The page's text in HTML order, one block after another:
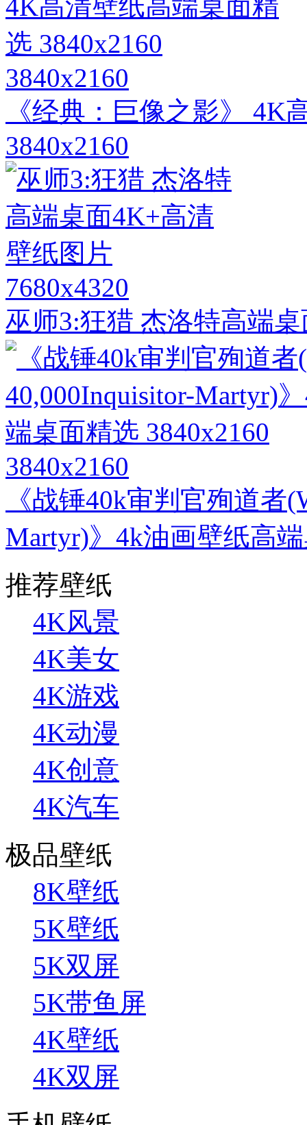
3840x2160
《经典：巨像之影》 4K
3840x2160
7680x4320
巫师3:狂猎 杰洛特高端
3840x2160
《战锤40k审判官殉道者
Martyr)》4k油画壁纸高
推荐壁纸
4K风景
4K美女
4K游戏
4K动漫
4K创意
4K汽车
极品壁纸
8K壁纸
5K壁纸
5K双屏
5K带鱼屏
4K壁纸
4K双屏